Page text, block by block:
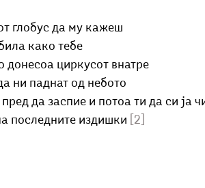
глобус да му кажеш
како тебе
донесоа циркусот внатре
ни паднат од небото
да заспие и потоа ти да си ја
последните издишки
[2]